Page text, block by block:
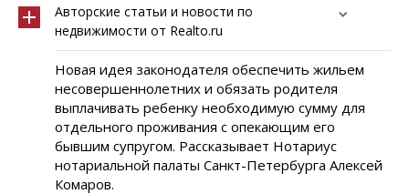
Авторские статьи и новости по
недвижимости от Realto.ru
Новая идея законодателя обеспечить жильем
несовершеннолетних и обязать родителя
выплачивать ребенку необходимую сумму для
отдельного проживания с опекающим его
бывшим супругом. Рассказывает Нотариус
нотариальной палаты Санкт-Петербурга Алексей
Комаров.